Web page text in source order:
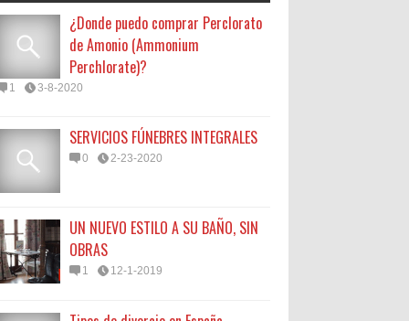
¿Donde puedo comprar Perclorato
de Amonio (Ammonium
Perchlorate)?
1 3-8-2020
SERVICIOS FÚNEBRES INTEGRALES
0 2-23-2020
UN NUEVO ESTILO A SU BAÑO, SIN
OBRAS
1 12-1-2019